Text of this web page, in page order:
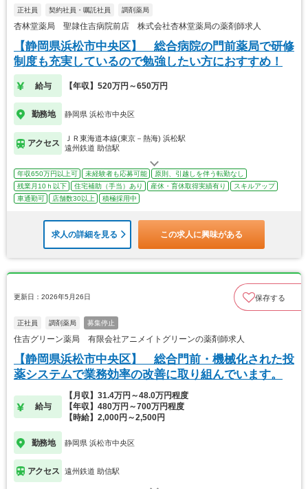
正社員 契約社員・嘱託社員 調剤薬局
杏林堂薬局 聖隷住吉病院前店 株式会社杏林堂薬局の薬剤師求人
【静岡県浜松市中央区】 総合病院の門前薬局で研修
制度も充実しているので勉強したい方におすすめ！
給与 【年収】520万円～650万円
勤務地 静岡県 浜松市中央区
アクセス
ＪＲ東海道本線(東京－熱海) 浜松駅
遠州鉄道 助信駅
年収650万円以上可 未経験者も応募可能
原則、引越しを伴う転勤なし
残業月10ｈ以下
住宅補助（手当）あり 産休・育休取得実績有り
スキルアップ
車通勤可
店舗数30以上 積極採用中
求人の詳細を見る この求人に興味がある
更新日：2026年5月26日 保存する
正社員 調剤薬局 募集停止
住吉グリーン薬局 有限会社アニメイトグリーンの薬剤師求人
【静岡県浜松市中央区】 総合門前・機械化された投
薬システムで業務効率の改善に取り組んでいます。
給与
【月収】31.4万円～48.0万円程度
【年収】480万円～700万円程度
【時給】2,000円～2,500円
勤務地 静岡県 浜松市中央区
アクセス 遠州鉄道 助信駅